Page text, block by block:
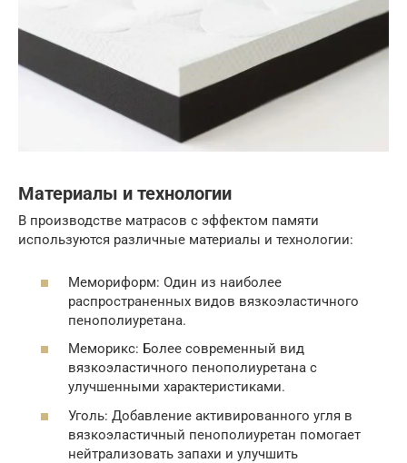
Материалы и технологии
В производстве матрасов с эффектом памяти
используются различные материалы и технологии:
Мемориформ: Один из наиболее
распространенных видов вязкоэластичного
пенополиуретана.
Меморикс: Более современный вид
вязкоэластичного пенополиуретана с
улучшенными характеристиками.
Уголь: Добавление активированного угля в
вязкоэластичный пенополиуретан помогает
нейтрализовать запахи и улучшить